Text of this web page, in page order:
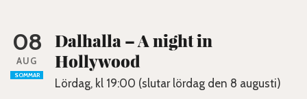
08
AUG
SOMMAR
Dalhalla – A night in
Hollywood
Lördag, kl 19:00 (slutar lördag den 8 augusti)